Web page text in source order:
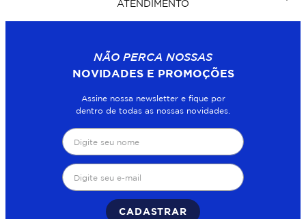
ATENDIMENTO
NÃO PERCA NOSSAS
NOVIDADES E PROMOÇÕES
Assine nossa newsletter e fique por
dentro de todas as nossas novidades.
CADASTRAR